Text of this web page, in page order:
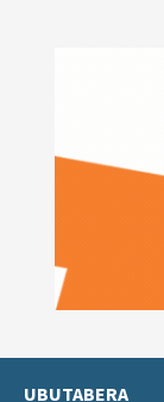
UBUTABERA